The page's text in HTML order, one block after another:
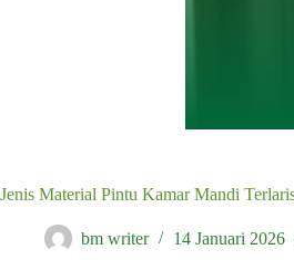
Jenis Material Pintu Kamar Mandi
bm writer 14 Januari 2026